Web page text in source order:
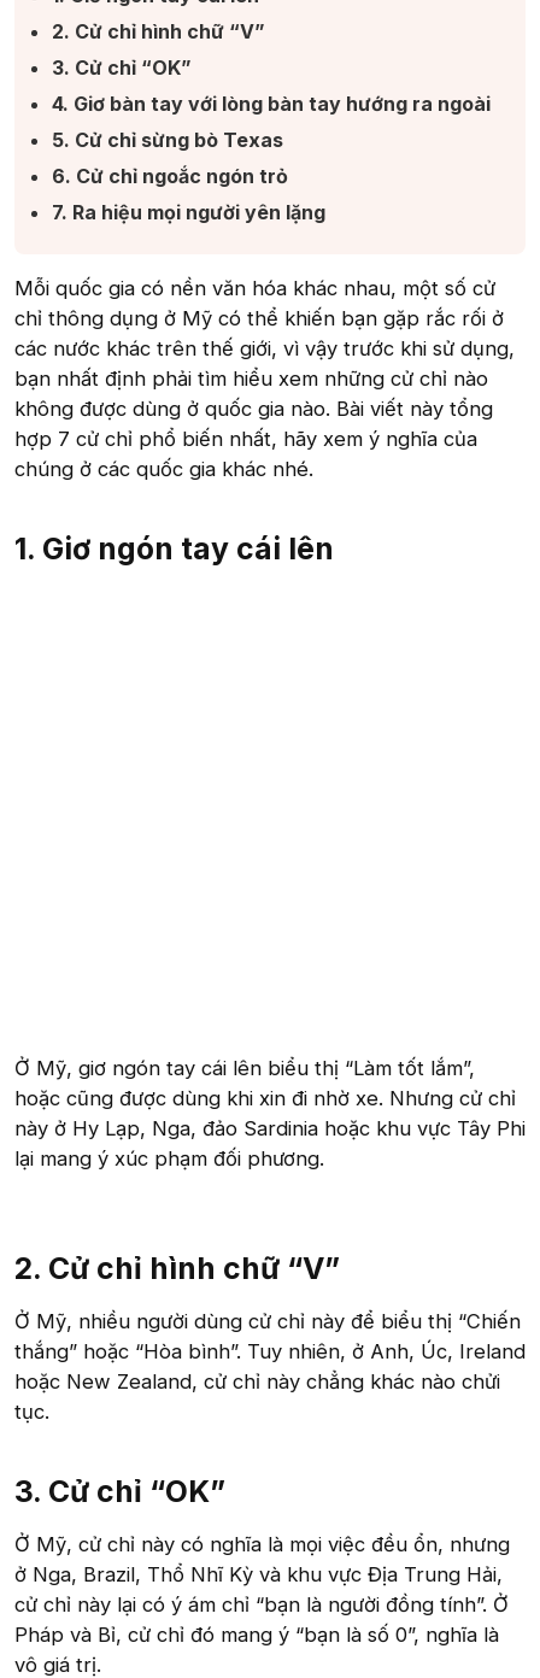
2. Cử chỉ hình chữ “V”​
3. Cử chỉ “OK”​
4. Giơ bàn tay với lòng bàn tay hướng ra ngoài​
5. Cử chỉ sừng bò Texas​
6. Cử chỉ ngoắc ngón trỏ​
7. Ra hiệu mọi người yên lặng​
Mỗi quốc gia có nền văn hóa khác nhau, một số cử
chỉ thông dụng ở Mỹ có thể khiến bạn gặp rắc rối ở
các nước khác trên thế giới, vì vậy trước khi sử dụng,
bạn nhất định phải tìm hiểu xem những cử chỉ nào
không được dùng ở quốc gia nào. Bài viết này tổng
hợp 7 cử chỉ phổ biến nhất, hãy xem ý nghĩa của
chúng ở các quốc gia khác nhé.
1. Giơ ngón tay cái lên
Ở Mỹ, giơ ngón tay cái lên biểu thị “Làm tốt lắm”,
hoặc cũng được dùng khi xin đi nhờ xe. Nhưng cử chỉ
này ở Hy Lạp, Nga, đảo Sardinia hoặc khu vực Tây Phi
lại mang ý xúc phạm đối phương.
2. Cử chỉ hình chữ “V”
Ở Mỹ, nhiều người dùng cử chỉ này để biểu thị “Chiến
thắng” hoặc “Hòa bình”. Tuy nhiên, ở Anh, Úc, Ireland
hoặc New Zealand, cử chỉ này chẳng khác nào chửi
tục.
3. Cử chỉ “OK”
Ở Mỹ, cử chỉ này có nghĩa là mọi việc đều ổn, nhưng
ở Nga, Brazil, Thổ Nhĩ Kỳ và khu vực Địa Trung Hải,
cử chỉ này lại có ý ám chỉ “bạn là người đồng tính”. Ở
Pháp và Bỉ, cử chỉ đó mang ý “bạn là số 0”, nghĩa là
vô giá trị.